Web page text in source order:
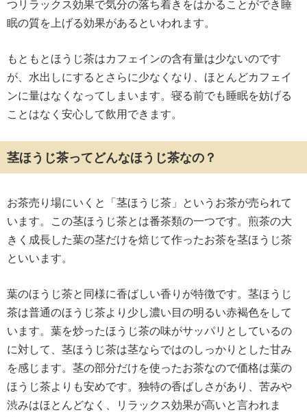
つリラックス効果で気分の落ち着きをはかることができ睡
眠の質を上げる効果があるといわれます。
もともとほうじ茶はカフェインの含有量は少ないのです
が、水出しにするとさらに少なくなり、ほとんどカフェイ
ンに量はなくなってしまいます。寝る前でも睡眠を妨げる
ことはなく安心して飲用できます。
茎ほうじ茶ってどんなほうじ茶なの？
お茶売り場にいくと「茎ほうじ茶」というお茶が売られて
います。この茎ほうじ茶とは番茶類の一つです。煎茶の大
きく成長した葉の茎だけを焙じて作ったお茶を茎ほうじ茶
といいます。
葉のほうじ茶と同様に香ばしい香りが特徴です。茎ほうじ
茶は普通のほうじ茶より少し濃い目の明るい赤褐色をして
います。葉を炒ったほうじ茶の味がサッパリとしているの
に対して、茎ほうじ茶は茎ならではのしっかりとした甘み
を感じます。茎の部分だけを使ったお茶なので価格は葉の
ほうじ茶よりも安めです。独特の香ばしさがあり、苦みや
渋みはほとんどなく、リラックス効果が高いと言われま